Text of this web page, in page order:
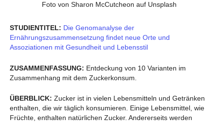
Foto von Sharon McCutcheon auf Unsplash
STUDIENTITEL: Die Genomanalyse der
Ernährungszusammensetzung findet neue Orte und
Assoziationen mit Gesundheit und Lebensstil
ZUSAMMENFASSUNG: Entdeckung von 10 Varianten im
Zusammenhang mit dem Zuckerkonsum.
ÜBERBLICK: Zucker ist in vielen Lebensmitteln und Getränken
enthalten, die wir täglich konsumieren. Einige Lebensmittel, wie
Früchte, enthalten natürlichen Zucker. Andererseits werden